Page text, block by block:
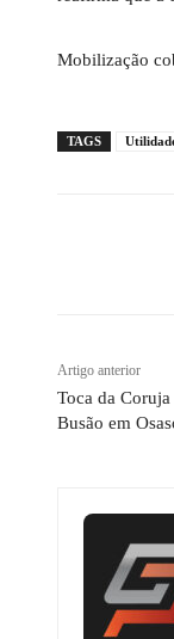
Mobilização
TAGS
Artigo anterior
Toca da
Busão em